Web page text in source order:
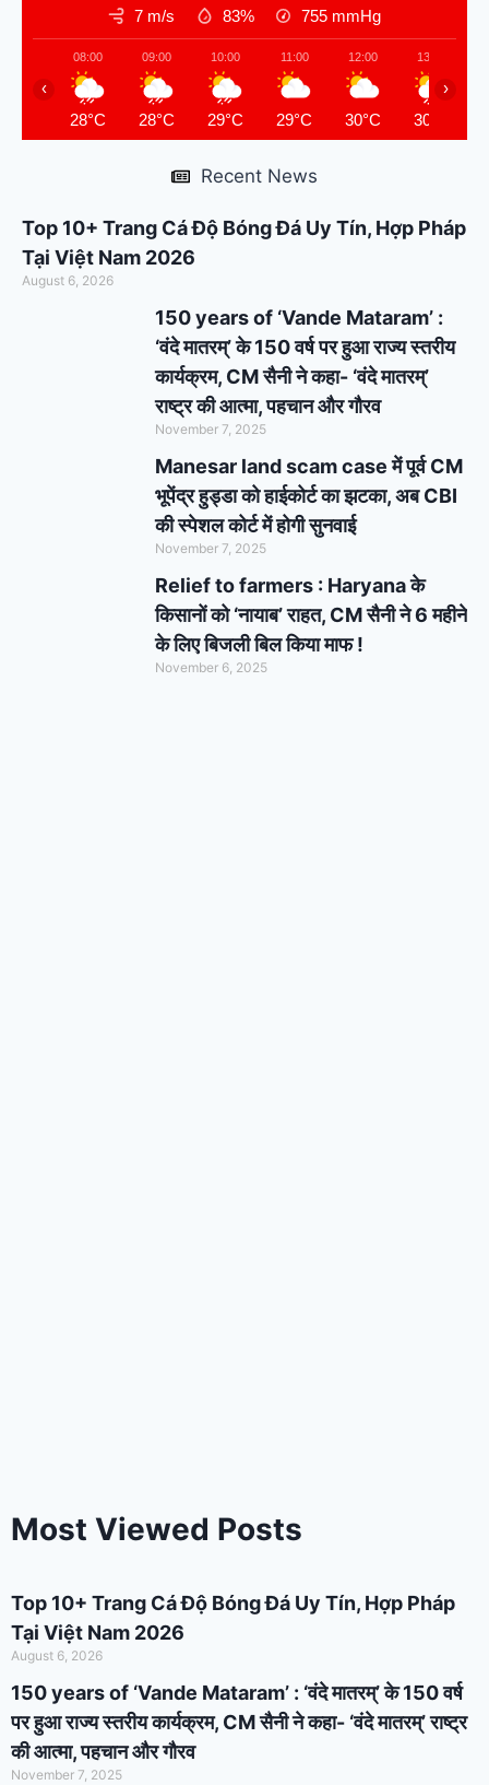
7 m/s 83% 755 mmHg
08:00
28°C
09:00
28°C
10:00
29°C
11:00
29°C
12:00
30°C
13:00
30°C
‹ ›
Recent News
Top 10+ Trang Cá Độ Bóng Đá Uy Tín, Hợp Pháp
Tại Việt Nam 2026
August 6, 2026
150 years of ‘Vande Mataram’ :
‘वंदे मातरम्’ के 150 वर्ष पर हुआ राज्य स्तरीय
कार्यक्रम, CM सैनी ने कहा- ‘वंदे मातरम्’
राष्ट्र की आत्मा, पहचान और गौरव
November 7, 2025
Manesar land scam case में पूर्व CM
भूपेंद्र हुड्डा को हाईकोर्ट का झटका, अब CBI
की स्पेशल कोर्ट में होगी सुनवाई
November 7, 2025
Relief to farmers : Haryana के
किसानों को ‘नायाब’ राहत, CM सैनी ने 6 महीने
के लिए बिजली बिल किया माफ !
November 6, 2025
Most Viewed Posts
Top 10+ Trang Cá Độ Bóng Đá Uy Tín, Hợp Pháp
Tại Việt Nam 2026
August 6, 2026
150 years of ‘Vande Mataram’ : ‘वंदे मातरम्’ के 150 वर्ष
पर हुआ राज्य स्तरीय कार्यक्रम, CM सैनी ने कहा- ‘वंदे मातरम्’ राष्ट्र
की आत्मा, पहचान और गौरव
November 7, 2025